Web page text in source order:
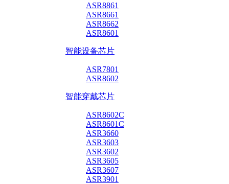
ASR8861
ASR8661
ASR8662
ASR8601
智能设备芯片
ASR7801
ASR8602
智能穿戴芯片
ASR8602C
ASR8601C
ASR3660
ASR3603
ASR3602
ASR3605
ASR3607
ASR3901